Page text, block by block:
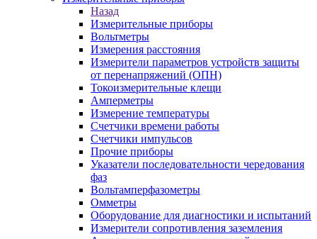
Назад
Измерительные приборы
Вольтметры
Измерения расстояния
Измерители параметров устройств защиты
от перенапряжений (ОПН)
Токоизмерительные клещи
Амперметры
Измерение температуры
Счетчики времени работы
Счетчики импульсов
Прочие приборы
Указатели последовательности чередования
фаз
Вольтамперфазометры
Омметры
Оборудование для диагностики и испытаний
Измерители сопротивления заземления